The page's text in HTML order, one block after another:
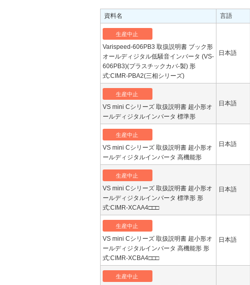
資料名 言語
生産中止
Varispeed-606PB3 取扱説明書 ブック形
オールディジタル低騒音インバータ (VS-
606PB3)(プラスチックカバ-製) 形
式:CIMR-PBA2(三相シリーズ)
日本語
生産中止
VS mini Cシリーズ 取扱説明書 超小形オ
ールディジタルインバータ 標準形
日本語
生産中止
VS mini Cシリーズ 取扱説明書 超小形オ
ールディジタルインバータ 高機能形
日本語
生産中止
VS mini Cシリーズ 取扱説明書 超小形オ
ールディジタルインバータ 標準形 形
式:CIMR-XCAA4□□□
日本語
生産中止
VS mini Cシリーズ 取扱説明書 超小形オ
ールディジタルインバータ 高機能形 形
式:CIMR-XCBA4□□□
日本語
生産中止